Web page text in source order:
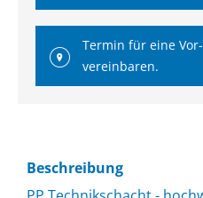
Termin für eine
vereinbaren.
Beschreibung